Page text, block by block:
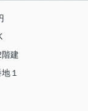
建
１